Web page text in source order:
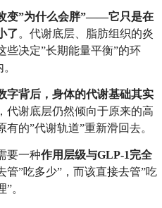
变”为什么会胖”——它只是在
了。代谢底层、脂肪组织的炎
些决定”长期能量平衡”的环
字背后，身体的代谢基础其实
代谢底层仍然倾向于原来的高
的”代谢轨道”重新滑回去。
要一种作用层级与GLP-1完全
”吃多少”，而该直接去管”吃
。